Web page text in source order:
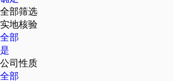
全部筛选
实地核验
全部
是
公司性质
全部